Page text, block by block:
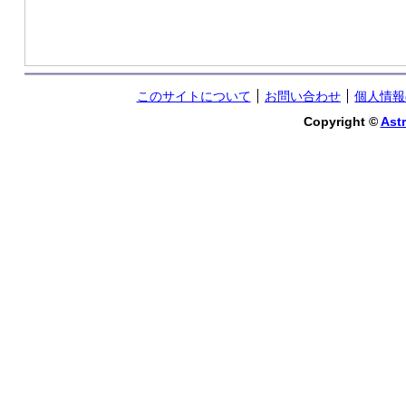
このサイトについて お問い合わせ
個人情
Copyright ©